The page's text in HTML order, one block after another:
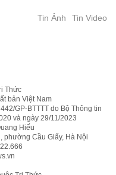
Tin Ảnh Tin Video
Thức
bản Việt Nam
GP-BTTTT do Bộ Thông tin
và ngày 29/11/2023
Hiếu
phường Cầu Giấy, Hà Nội